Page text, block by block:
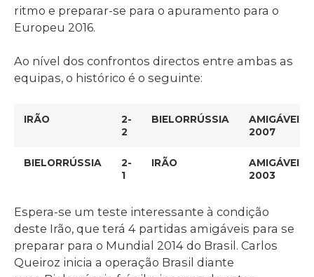
ritmo e preparar-se para o apuramento para o
Europeu 2016.
Ao nível dos confrontos directos entre ambas as
equipas, o histórico é o seguinte:
IRÃO
2-
2
BIELORRÚSSIA
AMIGÁVEIS
2007
BIELORRÚSSIA
2-
1
IRÃO
AMIGÁVEIS
2003
Espera-se um teste interessante à condição
deste Irão, que terá 4 partidas amigáveis para se
preparar para o Mundial 2014 do Brasil. Carlos
Queiroz inicia a operação Brasil diante